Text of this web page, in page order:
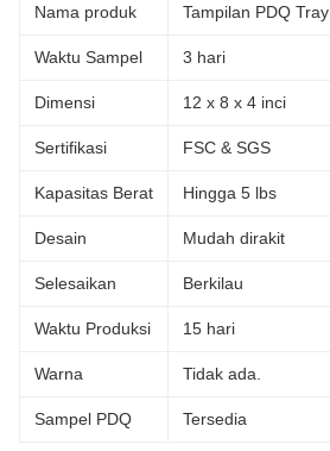
Nama produk Tampilan PDQ Tray
Waktu Sampel 3 hari
Dimensi 12 x 8 x 4 inci
Sertifikasi FSC & SGS
Kapasitas Berat Hingga 5 lbs
Desain Mudah dirakit
Selesaikan Berkilau
Waktu Produksi 15 hari
Warna Tidak ada.
Sampel PDQ Tersedia